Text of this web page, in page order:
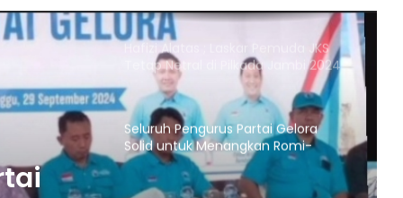
do’a untuk pasangan Agus
Rubiyanto dan Nazar Efendi pimpin
Hafizi Alatas ; Laskar Pemuda JKS
Tetap Netral di Pilkada Jambi 2024
Seluruh Pengurus Partai Gelora
Solid untuk Menangkan Romi-
Sudirman di Pilgub Jambi 2024